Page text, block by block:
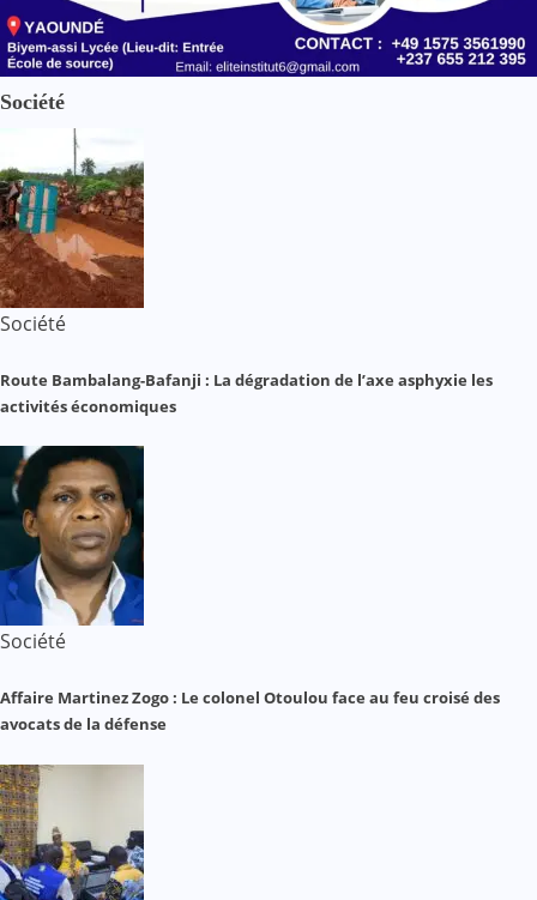
Société
Société
Route Bambalang-Bafanji : La dégradation de l’axe asphyxie les
activités économiques
Société
Affaire Martinez Zogo : Le colonel Otoulou face au feu croisé des
avocats de la défense